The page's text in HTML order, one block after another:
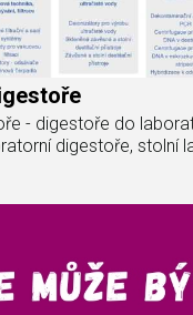
- digestoře do
digestoře, stolní